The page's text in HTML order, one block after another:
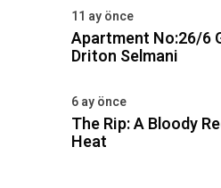
11 ay önce
Apartment No:26/6
Driton Selmani
6 ay önce
The Rip: A Bloody
Heat